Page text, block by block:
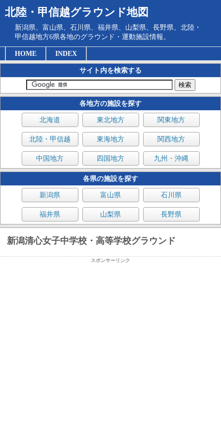
北陸・甲信越グラウンド地図
新潟県、富山県、石川県、福井県、山梨県、長野県、北陸・
甲信越地方6県各地のグラウンド・運動施設情報。
HOME INDEX
サイト内を検索する
各地方の施設を探す
北海道 東北地方 関東地方
北陸・甲信越 東海地方 関西地方
中国地方 四国地方 九州・沖縄
各県の施設を探す
新潟県 富山県 石川県
福井県 山梨県 長野県
新潟清心女子中学校・高等学校グラウンド
スポンサーリンク